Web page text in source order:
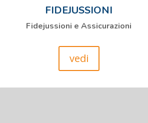
FIDEJUSSIONI
Fidejussioni e Assicurazioni
vedi